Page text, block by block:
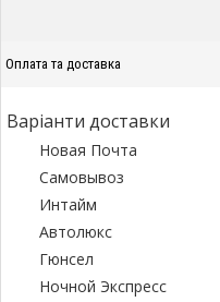
Оплата та доставка
Варіанти доставки
Новая Почта
Самовывоз
Интайм
Автолюкс
Гюнсел
Ночной Экспресс